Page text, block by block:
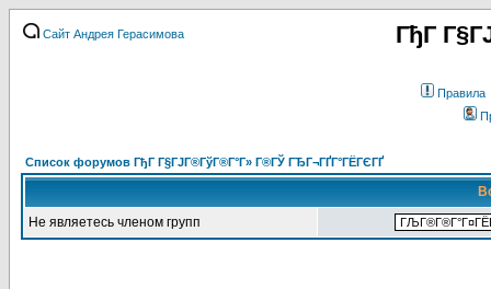
Сайт Андрея Герасимова ГђГ
Правила
Список форумов ГђГ Г§ГЈГ®ГўГ®Г°Г» Г®ГЎ ГЂГ¬ГҐГ°ГЁГЄГҐ
Не являетесь членом групп